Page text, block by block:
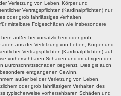
Verletzung von Leben, Körper und
Vertragspflichten (Kardinalpflichten) nur
oder grob fahrlässiges Verhalten
mittelbare Folgeschäden wie insbesondere
außer bei vorsätzlichem oder grob
aus der Verletzung von Leben, Körper und
Vertragspflichten (Kardinalpflichten) auf
vorhersehbaren Schäden und im übrigen der
Durchschnittsschäden begrenzt. Dies gilt auch
entgangenen Gewinn.
außer bei der Verletzung von Leben,
oder grob fahrlässigem Verhalten des
typischerweise vorhersehbaren Schäden und